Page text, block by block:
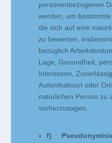
personenbezogenen
werden, um
die sich auf eine
zu bewerten,
bezüglich
Lage, Gesundheit,
Interessen,
Aufenthaltsort oder
natürlichen Person zu
vorherzusagen.
f)